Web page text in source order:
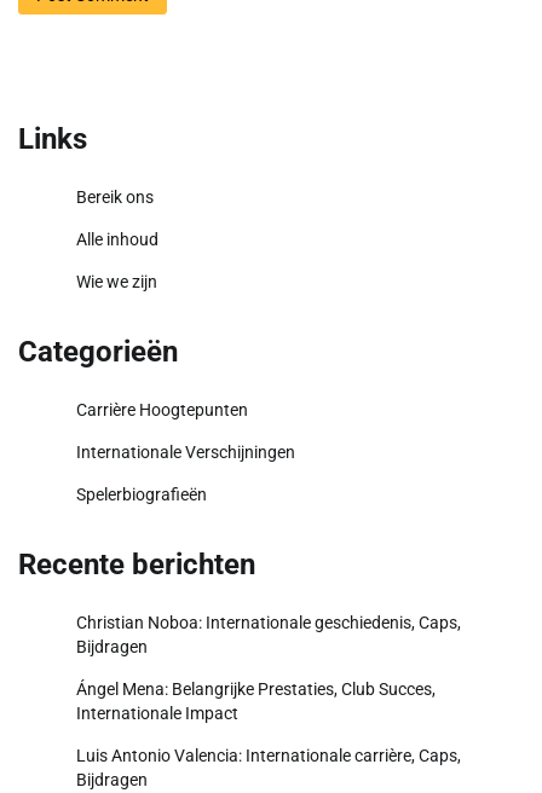
Links
Bereik ons
Alle inhoud
Wie we zijn
Categorieën
Carrière Hoogtepunten
Internationale Verschijningen
Spelerbiografieën
Recente berichten
Christian Noboa: Internationale geschiedenis, Caps,
Bijdragen
Ángel Mena: Belangrijke Prestaties, Club Succes,
Internationale Impact
Luis Antonio Valencia: Internationale carrière, Caps,
Bijdragen